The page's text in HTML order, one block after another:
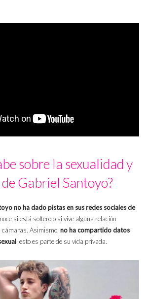
sobre la sexualidad y
Gabriel Santoyo?
no ha dado pistas en sus redes sociales de
si está soltero o si vive alguna relación
cámaras. Asimismo, no ha compartido datos
, esto es parte de su vida privada.